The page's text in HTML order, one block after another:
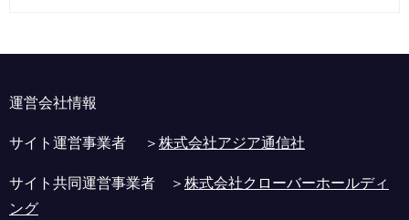
運営会社情報
サイト運営事業者 ＞株式会社アジア通信社
サイト共同運営事業者 ＞株式会社クローバーホールディ
ング